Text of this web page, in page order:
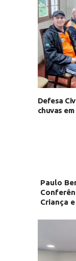
Defesa
chuvas
Paulo
Criança